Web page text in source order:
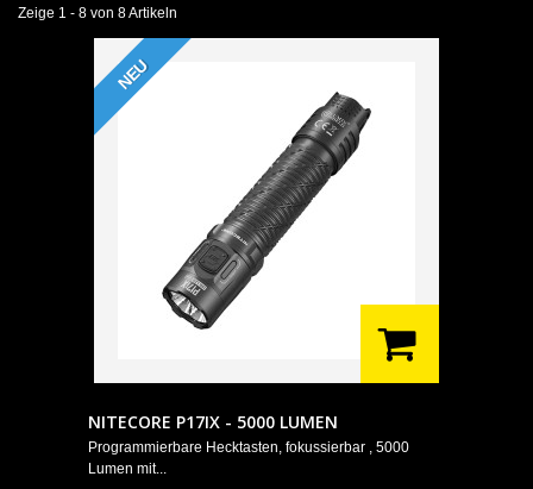
Zeige 1 - 8 von 8 Artikeln
NEU
NITECORE P17IX - 5000 LUMEN
Programmierbare Hecktasten, fokussierbar , 5000
Lumen mit...